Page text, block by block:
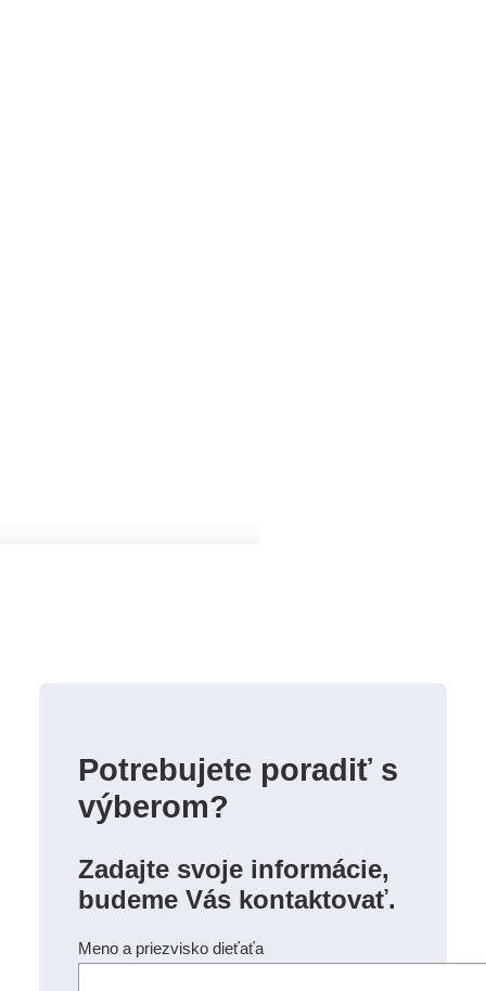
Potrebujete poradiť s
výberom?
Zadajte svoje informácie,
budeme Vás kontaktovať.
Meno a priezvisko dieťaťa